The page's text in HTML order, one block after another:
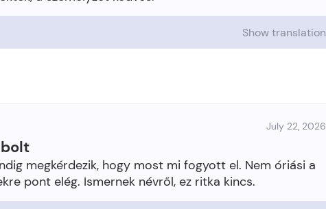
Show translation
July 22, 2026
megkérdezik, hogy most mi fogyott el. Nem óriási a